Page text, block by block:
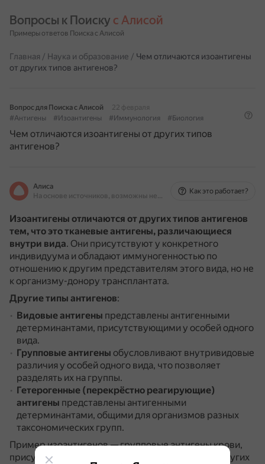
Вопросы к Поиску с Алисой
Примеры ответов Поиска с Алисой
Главная / Наука и образование / Чем отличаются изоантигены
от других типов антигенов?
Вопрос для Поиска с Алисой
22 февраля
#Антигены
#Изоантигены #Иммунология #Биология
Чем отличаются изоантигены от других типов
антигенов?
Алиса
На основе источников, возможны неточности
Как это работает?
Изоантигены отличаются от других типов антигенов
тем, что это тканевые антигены, различающиеся
внутри вида. Они присутствуют у конкретного
индивидуума и обладают иммуногенностью по
отношению к другим представителям этого вида, но не
к организму-донору трансплантата.
Другие типы антигенов:
Видовые антигены представлены антигенными
детерминантами, присутствующими у особей одного
вида.
Групповые антигены обусловливают внутривидовые
различия у особей одного вида, что позволяет
разделять их на группы.
Гетерогенные (перекрёстно реагирующие)
антигены представлены антигенными
детерминантами, общими для организмов разных
таксономических групп.
Пример изоантигенов — групповые антигены крови,
присутствующие на мембранах эритроцитов и других